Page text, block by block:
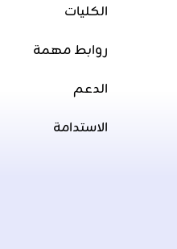
الكليات
روابط مهمة
الدعم
الاستدامة